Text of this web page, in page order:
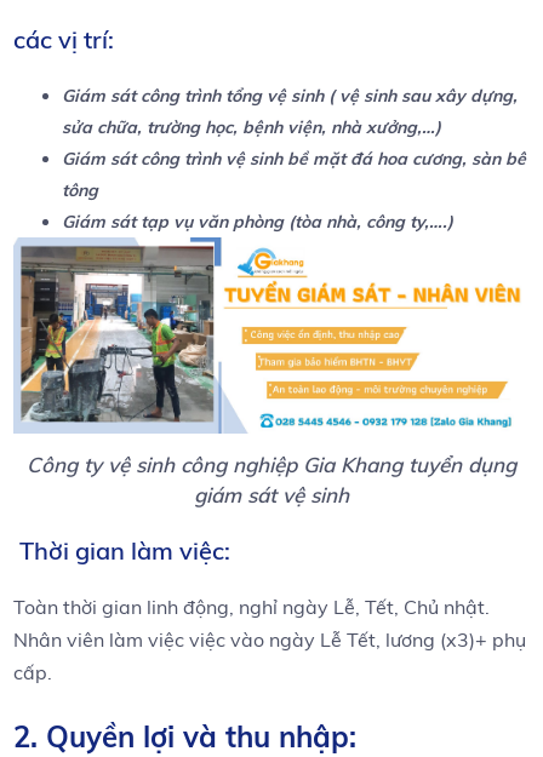
các vị trí:
Giám sát công trình tổng vệ sinh ( vệ sinh sau xây dựng,
sửa chữa, trường học, bệnh viện, nhà xưởng,…)
Giám sát công trình vệ sinh bề mặt đá hoa cương, sàn bê
tông
Giám sát tạp vụ văn phòng (tòa nhà, công ty,….)
Công ty vệ sinh công nghiệp Gia Khang tuyển dụng
giám sát vệ sinh
Thời gian làm việc:
Toàn thời gian linh động, nghỉ ngày Lễ, Tết, Chủ nhật.
Nhân viên làm việc việc vào ngày Lễ Tết, lương (x3)+ phụ
cấp.
2. Quyền lợi và thu nhập: